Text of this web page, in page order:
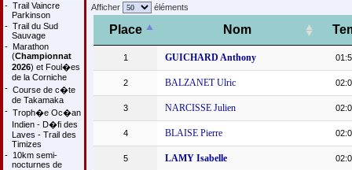
- Trail Vaincre
Parkinson
- Trail du Sud
Sauvage
- Marathon
(Championnat
2026) et Foul�es
de la Corniche
- Course de c�te
de Takamaka
- Troph�e Oc�an
Indien - D�fi des
Laves - Trail des
Timizes
- 10km semi-
nocturnes de
Afficher éléments
Place Nom
1 GUICHARD Anthony
2 BALZANET Ulric
3 NARCISSE Julien
4 BLAISE Pierre
5 LAMY Isabelle